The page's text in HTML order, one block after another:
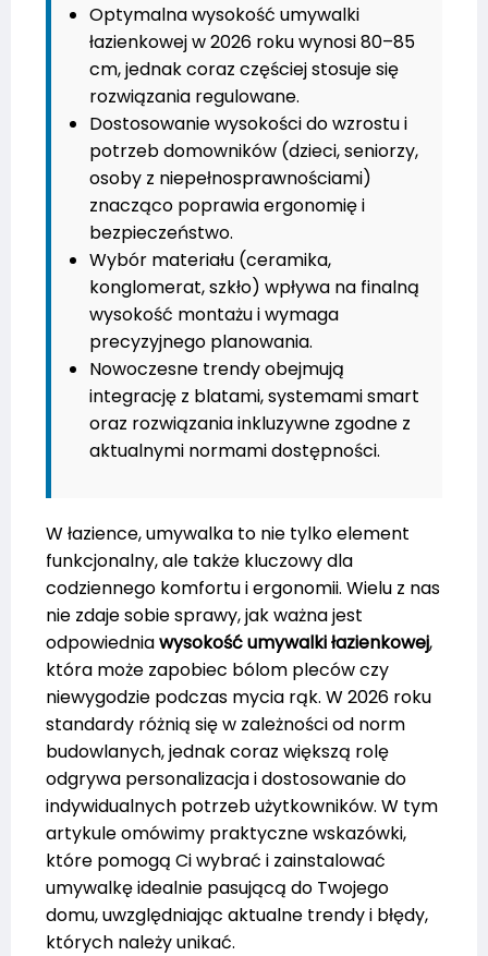
Optymalna wysokość umywalki
łazienkowej w 2026 roku wynosi 80–85
cm, jednak coraz częściej stosuje się
rozwiązania regulowane.
Dostosowanie wysokości do wzrostu i
potrzeb domowników (dzieci, seniorzy,
osoby z niepełnosprawnościami)
znacząco poprawia ergonomię i
bezpieczeństwo.
Wybór materiału (ceramika,
konglomerat, szkło) wpływa na finalną
wysokość montażu i wymaga
precyzyjnego planowania.
Nowoczesne trendy obejmują
integrację z blatami, systemami smart
oraz rozwiązania inkluzywne zgodne z
aktualnymi normami dostępności.
W łazience, umywalka to nie tylko element
funkcjonalny, ale także kluczowy dla
codziennego komfortu i ergonomii. Wielu z nas
nie zdaje sobie sprawy, jak ważna jest
odpowiedniawysokość umywalki łazienkowej,
która może zapobiec bólom pleców czy
niewygodzie podczas mycia rąk. W 2026 roku
standardy różnią się w zależności od norm
budowlanych, jednak coraz większą rolę
odgrywa personalizacja i dostosowanie do
indywidualnych potrzeb użytkowników. W tym
artykule omówimy praktyczne wskazówki,
które pomogą Ci wybrać i zainstalować
umywalkę idealnie pasującą do Twojego
domu, uwzględniając aktualne trendy i błędy,
których należy unikać.